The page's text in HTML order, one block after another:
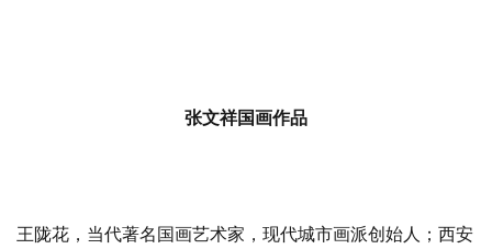
张文祥国画作品
王陇花，当代著名国画艺术家，现代城市画派创始人；西安